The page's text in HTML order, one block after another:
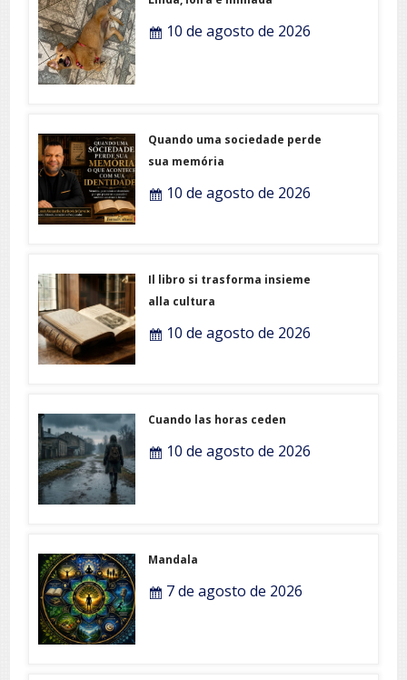
10 de agosto de 2026
Quando uma sociedade perde
sua memória
10 de agosto de 2026
Il libro si trasforma insieme
alla cultura
10 de agosto de 2026
Cuando las horas ceden
10 de agosto de 2026
Mandala
7 de agosto de 2026